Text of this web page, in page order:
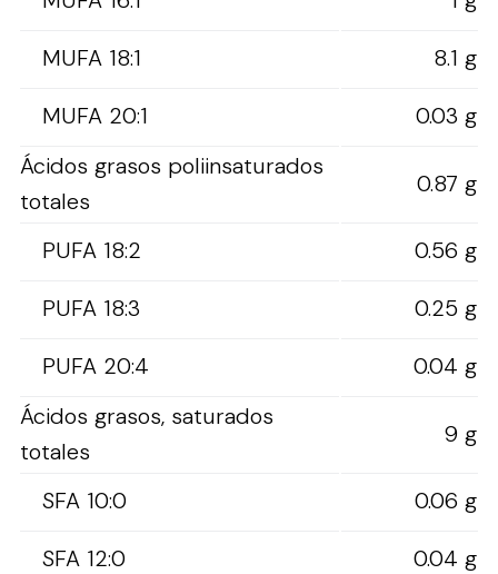
MUFA 18:1
8.1 g
MUFA 20:1
0.03 g
Ácidos grasos poliinsaturados
totales
0.87 g
PUFA 18:2
0.56 g
PUFA 18:3
0.25 g
PUFA 20:4
0.04 g
Ácidos grasos, saturados
totales
9 g
SFA 10:0
0.06 g
SFA 12:0
0.04 g